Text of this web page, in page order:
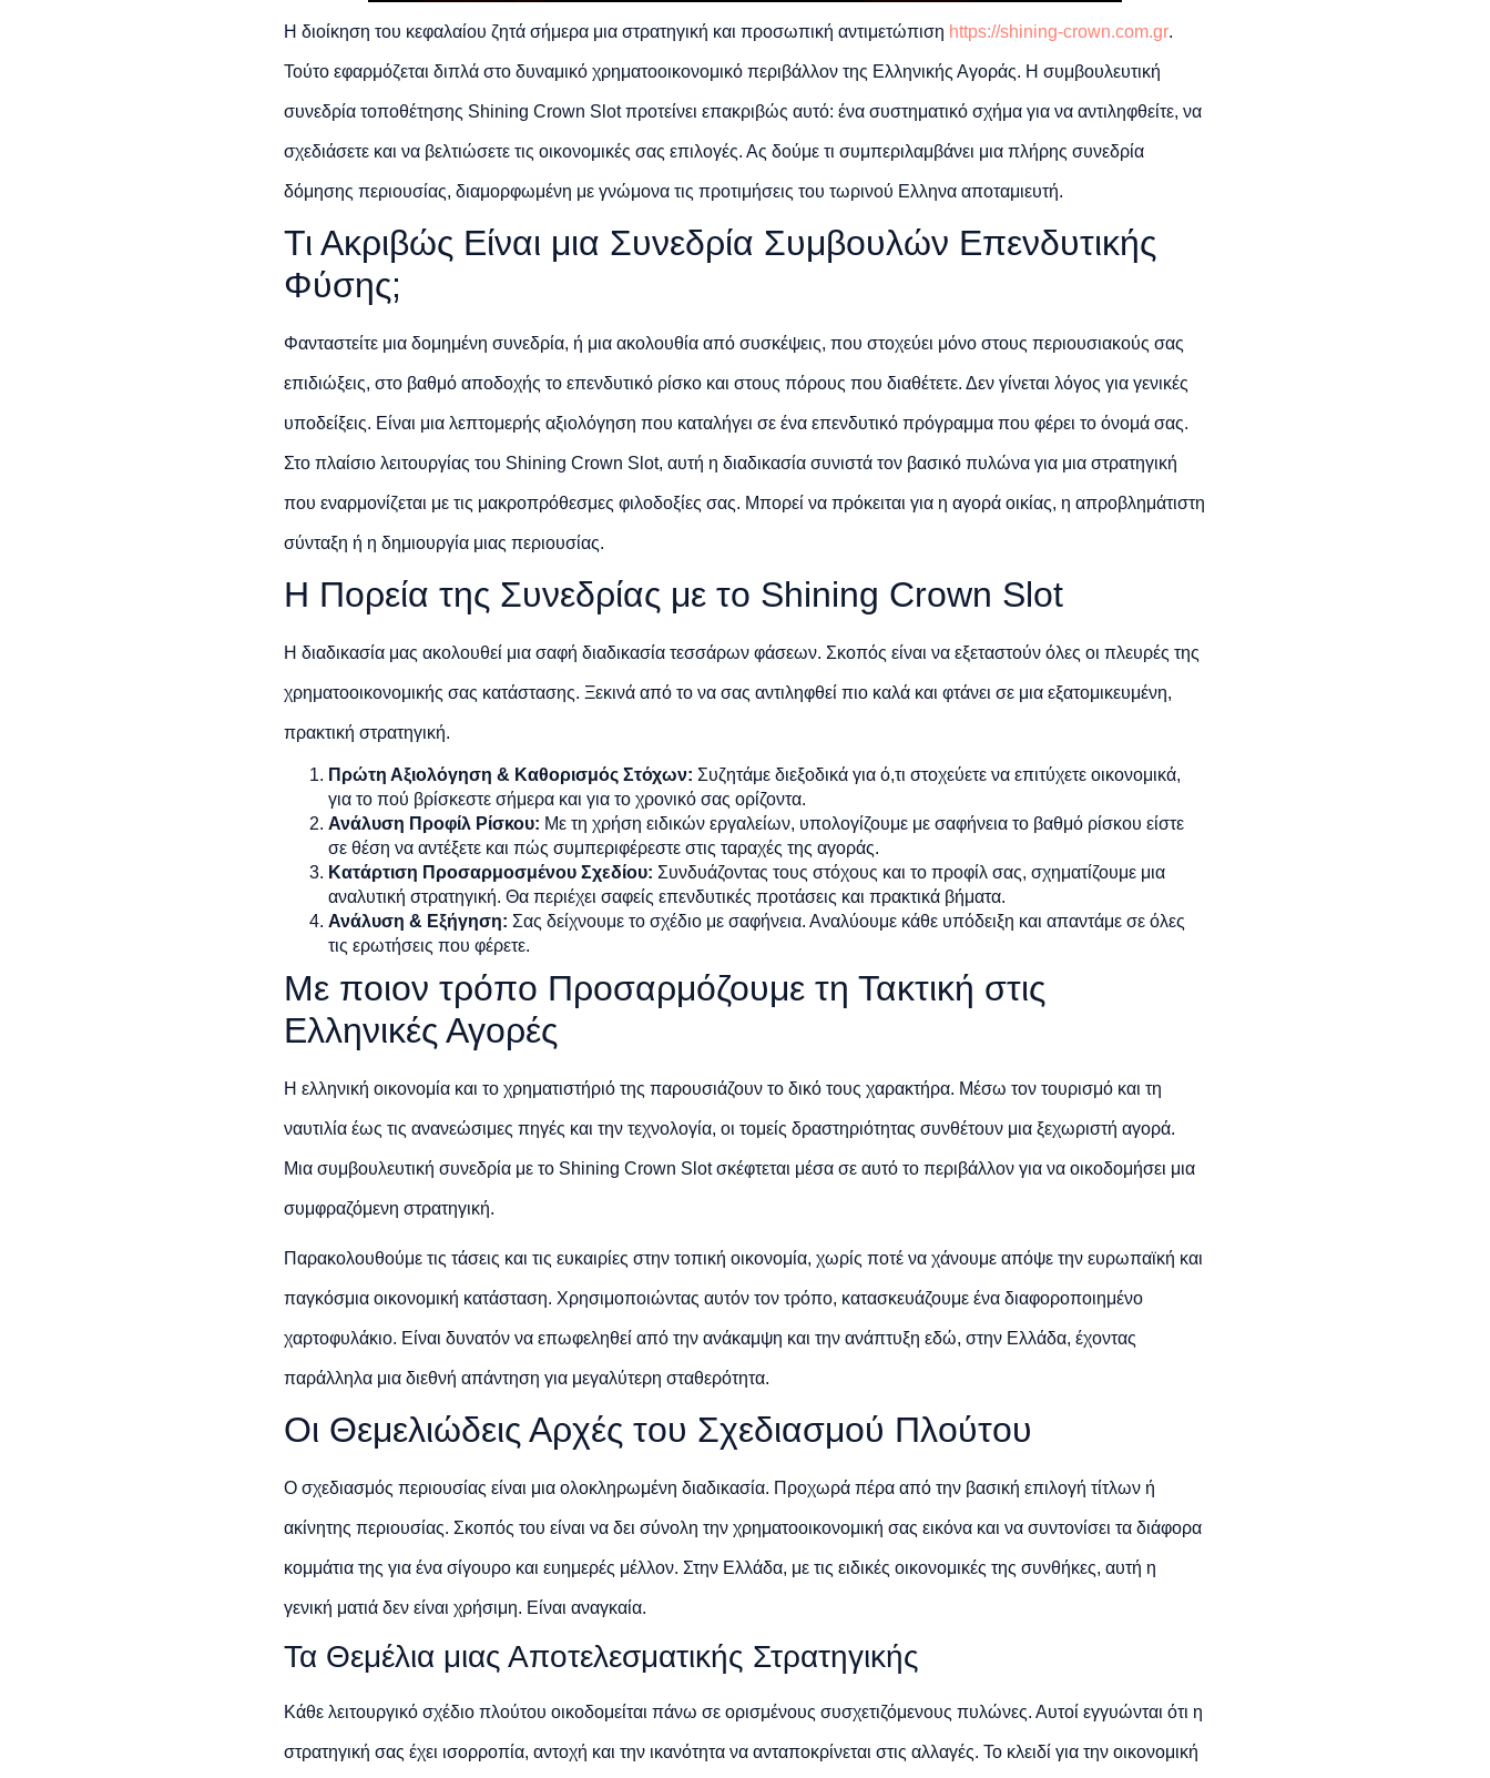
Η διοίκηση του κεφαλαίου ζητά σήμερα μια στρατηγική και προσωπική αντιμετώπιση https://shining-crown.com.gr.
Τούτο εφαρμόζεται διπλά στο δυναμικό χρηματοοικονομικό περιβάλλον της Ελληνικής Αγοράς. Η συμβουλευτική
συνεδρία τοποθέτησης Shining Crown Slot προτείνει επακριβώς αυτό: ένα συστηματικό σχήμα για να αντιληφθείτε, να
σχεδιάσετε και να βελτιώσετε τις οικονομικές σας επιλογές. Ας δούμε τι συμπεριλαμβάνει μια πλήρης συνεδρία
δόμησης περιουσίας, διαμορφωμένη με γνώμονα τις προτιμήσεις του τωρινού Ελληνα αποταμιευτή.
Τι Ακριβώς Είναι μια Συνεδρία Συμβουλών Επενδυτικής
Φύσης;
Φανταστείτε μια δομημένη συνεδρία, ή μια ακολουθία από συσκέψεις, που στοχεύει μόνο στους περιουσιακούς σας
επιδιώξεις, στο βαθμό αποδοχής το επενδυτικό ρίσκο και στους πόρους που διαθέτετε. Δεν γίνεται λόγος για γενικές
υποδείξεις. Είναι μια λεπτομερής αξιολόγηση που καταλήγει σε ένα επενδυτικό πρόγραμμα που φέρει το όνομά σας.
Στο πλαίσιο λειτουργίας του Shining Crown Slot, αυτή η διαδικασία συνιστά τον βασικό πυλώνα για μια στρατηγική
που εναρμονίζεται με τις μακροπρόθεσμες φιλοδοξίες σας. Μπορεί να πρόκειται για η αγορά οικίας, η απροβλημάτιστη
σύνταξη ή η δημιουργία μιας περιουσίας.
Η Πορεία της Συνεδρίας με το Shining Crown Slot
Η διαδικασία μας ακολουθεί μια σαφή διαδικασία τεσσάρων φάσεων. Σκοπός είναι να εξεταστούν όλες οι πλευρές της
χρηματοοικονομικής σας κατάστασης. Ξεκινά από το να σας αντιληφθεί πιο καλά και φτάνει σε μια εξατομικευμένη,
πρακτική στρατηγική.
Πρώτη Αξιολόγηση & Καθορισμός Στόχων: Συζητάμε διεξοδικά για ό,τι στοχεύετε να επιτύχετε οικονομικά,
για το πού βρίσκεστε σήμερα και για το χρονικό σας ορίζοντα.
Ανάλυση Προφίλ Ρίσκου: Με τη χρήση ειδικών εργαλείων, υπολογίζουμε με σαφήνεια το βαθμό ρίσκου είστε
σε θέση να αντέξετε και πώς συμπεριφέρεστε στις ταραχές της αγοράς.
Κατάρτιση Προσαρμοσμένου Σχεδίου: Συνδυάζοντας τους στόχους και το προφίλ σας, σχηματίζουμε μια
αναλυτική στρατηγική. Θα περιέχει σαφείς επενδυτικές προτάσεις και πρακτικά βήματα.
Ανάλυση & Εξήγηση: Σας δείχνουμε το σχέδιο με σαφήνεια. Αναλύουμε κάθε υπόδειξη και απαντάμε σε όλες
τις ερωτήσεις που φέρετε.
Με ποιον τρόπο Προσαρμόζουμε τη Τακτική στις
Ελληνικές Αγορές
Η ελληνική οικονομία και το χρηματιστήριό της παρουσιάζουν το δικό τους χαρακτήρα. Μέσω τον τουρισμό και τη
ναυτιλία έως τις ανανεώσιμες πηγές και την τεχνολογία, οι τομείς δραστηριότητας συνθέτουν μια ξεχωριστή αγορά.
Μια συμβουλευτική συνεδρία με το Shining Crown Slot σκέφτεται μέσα σε αυτό το περιβάλλον για να οικοδομήσει μια
συμφραζόμενη στρατηγική.
Παρακολουθούμε τις τάσεις και τις ευκαιρίες στην τοπική οικονομία, χωρίς ποτέ να χάνουμε απόψε την ευρωπαϊκή και
παγκόσμια οικονομική κατάσταση. Χρησιμοποιώντας αυτόν τον τρόπο, κατασκευάζουμε ένα διαφοροποιημένο
χαρτοφυλάκιο. Είναι δυνατόν να επωφεληθεί από την ανάκαμψη και την ανάπτυξη εδώ, στην Ελλάδα, έχοντας
παράλληλα μια διεθνή απάντηση για μεγαλύτερη σταθερότητα.
Οι Θεμελιώδεις Αρχές του Σχεδιασμού Πλούτου
Ο σχεδιασμός περιουσίας είναι μια ολοκληρωμένη διαδικασία. Προχωρά πέρα από την βασική επιλογή τίτλων ή
ακίνητης περιουσίας. Σκοπός του είναι να δει σύνολη την χρηματοοικονομική σας εικόνα και να συντονίσει τα διάφορα
κομμάτια της για ένα σίγουρο και ευημερές μέλλον. Στην Ελλάδα, με τις ειδικές οικονομικές της συνθήκες, αυτή η
γενική ματιά δεν είναι χρήσιμη. Είναι αναγκαία.
Τα Θεμέλια μιας Αποτελεσματικής Στρατηγικής
Κάθε λειτουργικό σχέδιο πλούτου οικοδομείται πάνω σε ορισμένους συσχετιζόμενους πυλώνες. Αυτοί εγγυώνται ότι η
στρατηγική σας έχει ισορροπία, αντοχή και την ικανότητα να ανταποκρίνεται στις αλλαγές. Το κλειδί για την οικονομική